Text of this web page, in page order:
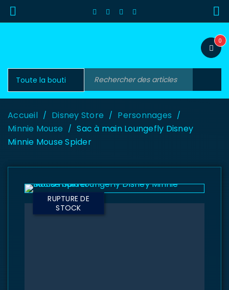
0
Accueil / Disney Store / Personnages /
Minnie Mouse / Sac à main Loungefly Disney
Minnie Mouse Spider
RUPTURE DE
STOCK